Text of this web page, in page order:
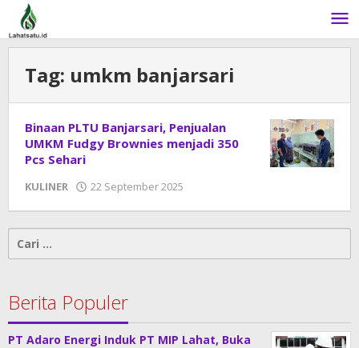
Lewati
konten
Tag: umkm banjarsari
Binaan PLTU Banjarsari, Penjualan
UMKM Fudgy Brownies menjadi 350
Pcs Sehari
KULINER 22 September 2025
Cari
untuk:
Berita Populer
PT Adaro Energi Induk PT MIP Lahat, Buka